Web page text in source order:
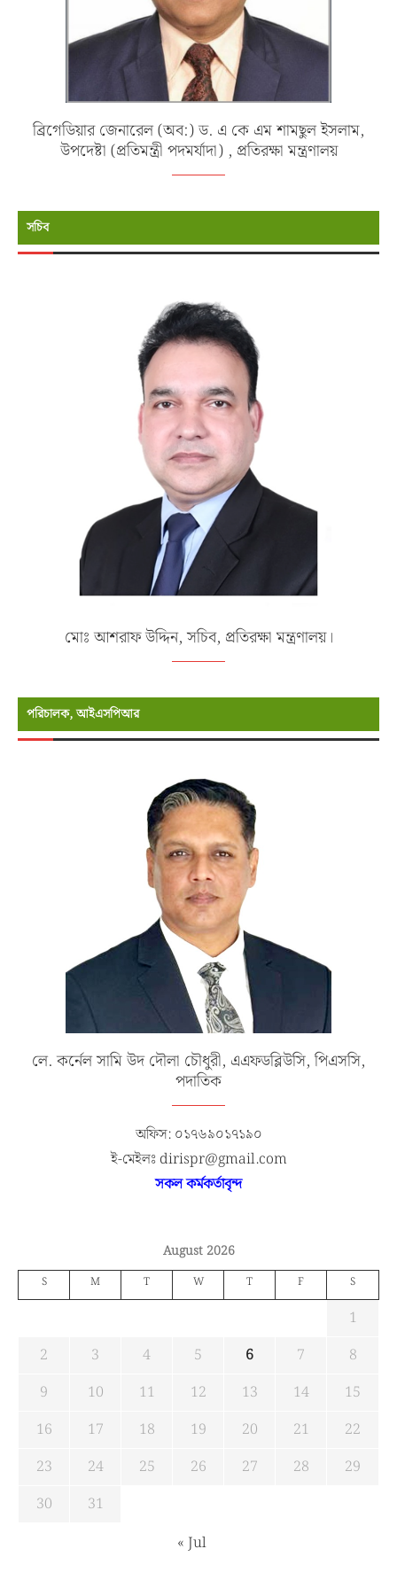
ব্রিগেডিয়ার জেনারেল (অব:) ড. এ কে এম শামছুল ইসলাম,
উপদেষ্টা (প্রতিমন্ত্রী পদমর্যাদা) , প্রতিরক্ষা মন্ত্রণালয়
সচিব
মোঃ আশরাফ উদ্দিন, সচিব, প্রতিরক্ষা মন্ত্রণালয়।
পরিচালক, আইএসপিআর
লে. কর্নেল সামি উদ দৌলা চৌধুরী, এএফডব্লিউসি, পিএসসি,
পদাতিক
অফিস: ০১৭৬৯০১৭১৯০
ই-মেইলঃ dirispr@gmail.com
সকল কর্মকর্তাবৃন্দ
August 2026
S M T W T F S
1
2
3 4 5 6 7
8
9
10 11 12 13 14
15
16
17 18 19 20 21
22
23
24 25 26 27 28
29
30
31
« Jul